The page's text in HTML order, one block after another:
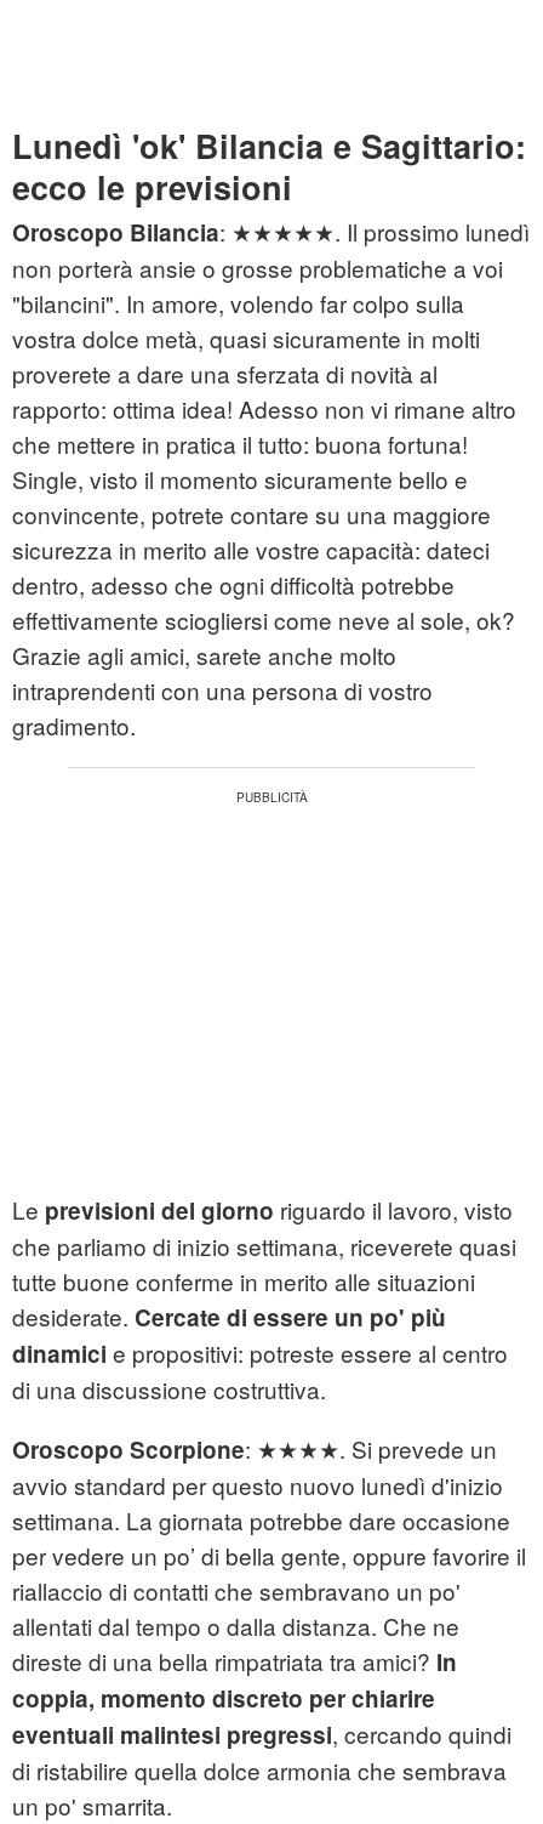
Lunedì 'ok' Bilancia e Sagittario:
ecco le previsioni
Oroscopo Bilancia: ★★★★★. Il prossimo lunedì
non porterà ansie o grosse problematiche a voi
"bilancini". In amore, volendo far colpo sulla
vostra dolce metà, quasi sicuramente in molti
proverete a dare una sferzata di novità al
rapporto: ottima idea! Adesso non vi rimane altro
che mettere in pratica il tutto: buona fortuna!
Single, visto il momento sicuramente bello e
convincente, potrete contare su una maggiore
sicurezza in merito alle vostre capacità: dateci
dentro, adesso che ogni difficoltà potrebbe
effettivamente sciogliersi come neve al sole, ok?
Grazie agli amici, sarete anche molto
intraprendenti con una persona di vostro
gradimento.
Le previsioni del giorno riguardo il lavoro, visto
che parliamo di inizio settimana, riceverete quasi
tutte buone conferme in merito alle situazioni
desiderate. Cercate di essere un po' più
dinamici e propositivi: potreste essere al centro
di una discussione costruttiva.
Oroscopo Scorpione: ★★★★. Si prevede un
avvio standard per questo nuovo lunedì d'inizio
settimana. La giornata potrebbe dare occasione
per vedere un po’ di bella gente, oppure favorire il
riallaccio di contatti che sembravano un po'
allentati dal tempo o dalla distanza. Che ne
direste di una bella rimpatriata tra amici? In
coppia, momento discreto per chiarire
eventuali malintesi pregressi, cercando quindi
di ristabilire quella dolce armonia che sembrava
un po' smarrita.